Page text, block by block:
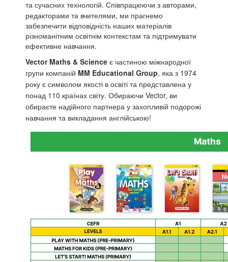
та сучасних технологій. Співпрацюючи з авторами,
редакторами та вчителями, ми прагнемо
забезпечити відповідність наших матеріалів
різноманітним освітнім контекстам та підтримувати
ефективне навчання.
Vector Maths & Science є частиною міжнародної
групи компаній MM Educational Group, яка з 1974
року є символом якості в освіті та представлена у
понад 110 країнах світу. Обираючи Vector, ви
обираєте надійного партнера у захопливій подорожі
навчання та викладання англійською!